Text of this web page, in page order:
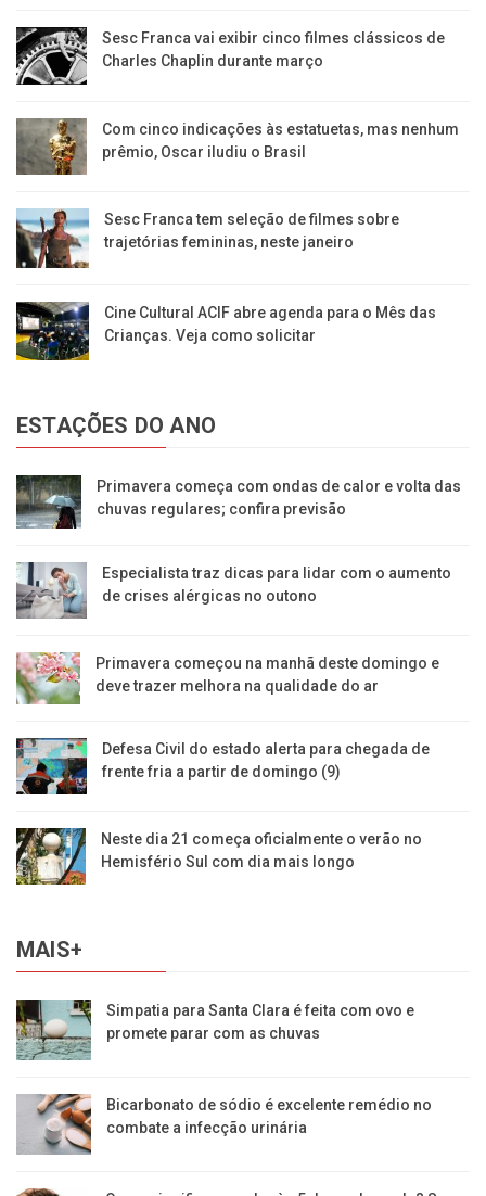
Sesc Franca vai exibir cinco filmes clássicos de
Charles Chaplin durante março
Com cinco indicações às estatuetas, mas nenhum
prêmio, Oscar iludiu o Brasil
Sesc Franca tem seleção de filmes sobre
trajetórias femininas, neste janeiro
Cine Cultural ACIF abre agenda para o Mês das
Crianças. Veja como solicitar
ESTAÇÕES DO ANO
Primavera começa com ondas de calor e volta das
chuvas regulares; confira previsão
Especialista traz dicas para lidar com o aumento
de crises alérgicas no outono
Primavera começou na manhã deste domingo e
deve trazer melhora na qualidade do ar
Defesa Civil do estado alerta para chegada de
frente fria a partir de domingo (9)
Neste dia 21 começa oficialmente o verão no
Hemisfério Sul com dia mais longo
MAIS+
Simpatia para Santa Clara é feita com ovo e
promete parar com as chuvas
Bicarbonato de sódio é excelente remédio no
combate a infecção urinária